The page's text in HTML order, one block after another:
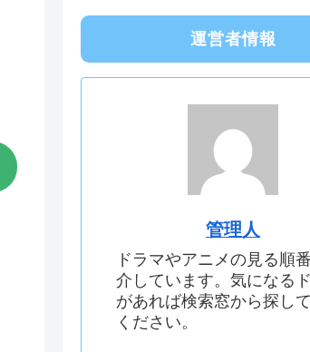
運営者情報
管理人
ドラマやアニメの見る順
介しています。気になる
があれば検索窓から探し
ください。